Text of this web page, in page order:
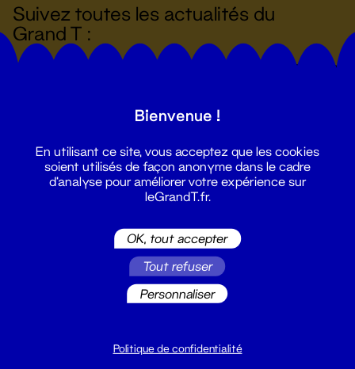
Suivez toutes les actualités du
Grand T :
billetterie@leGrandT.fr
Du lundi au vendredi 14h → 18h
Bienvenue !
En utilisant ce site, vous acceptez que les cookies
soient utilisés de façon anonyme dans le cadre
d'analyse pour améliorer votre expérience sur
leGrandT.fr.
OK, tout accepter
Tout refuser
Personnaliser
Politique de confidentialité